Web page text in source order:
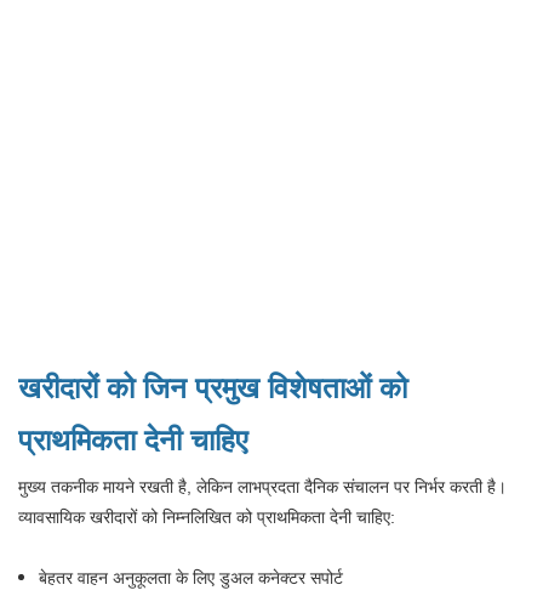
खरीदारों को जिन प्रमुख विशेषताओं को
प्राथमिकता देनी चाहिए
मुख्य तकनीक मायने रखती है, लेकिन लाभप्रदता दैनिक संचालन पर निर्भर करती है।
व्यावसायिक खरीदारों को निम्नलिखित को प्राथमिकता देनी चाहिए:
बेहतर वाहन अनुकूलता के लिए डुअल कनेक्टर सपोर्ट